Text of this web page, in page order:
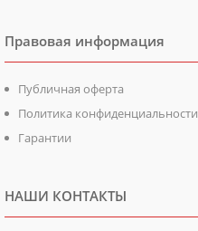
Правовая информация
Публичная оферта
Политика конфиденциальности
Гарантии
НАШИ КОНТАКТЫ